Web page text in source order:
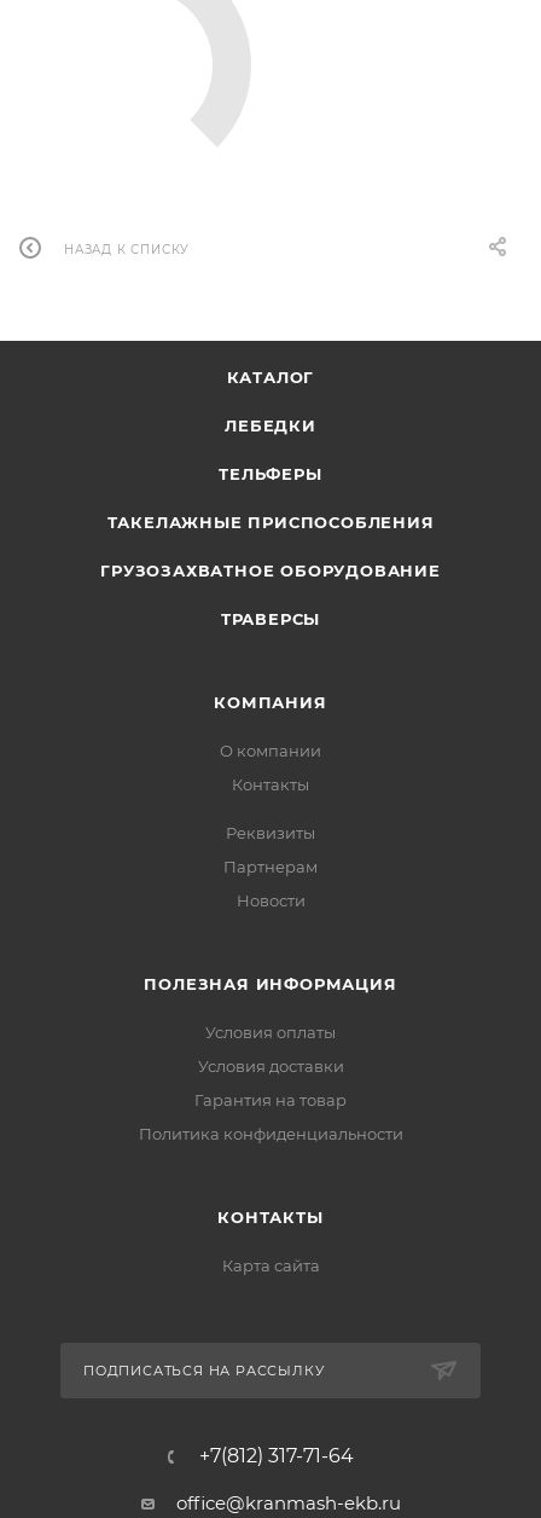
НАЗАД К СПИСКУ
КАТАЛОГ
ЛЕБЕДКИ
ТЕЛЬФЕРЫ
ТАКЕЛАЖНЫЕ ПРИСПОСОБЛЕНИЯ
ГРУЗОЗАХВАТНОЕ ОБОРУДОВАНИЕ
ТРАВЕРСЫ
КОМПАНИЯ
О компании
Контакты
Реквизиты
Партнерам
Новости
ПОЛЕЗНАЯ ИНФОРМАЦИЯ
Условия оплаты
Условия доставки
Гарантия на товар
Политика конфиденциальности
КОНТАКТЫ
Карта сайта
ПОДПИСАТЬСЯ НА РАССЫЛКУ
+7(812) 317-71-64
office@kranmash-ekb.ru